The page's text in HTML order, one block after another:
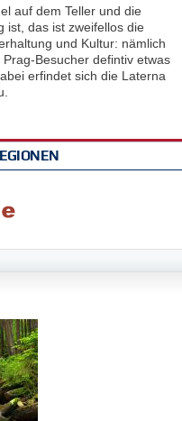
auf dem Teller und die
ist, das ist zweifellos die
und Kultur: nämlich
Besucher defintiv etwas
erfindet sich die Laterna